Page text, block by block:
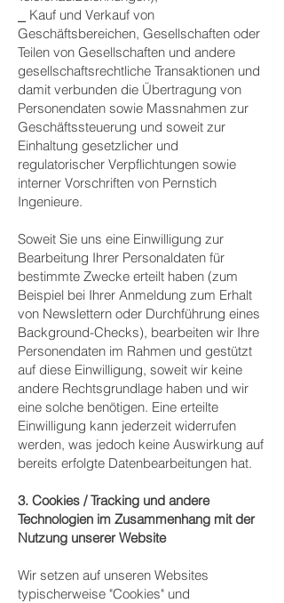
⎯ Kauf und Verkauf von
Geschäftsbereichen, Gesellschaften oder
Teilen von Gesellschaften und andere
gesellschaftsrechtliche Transaktionen und
damit verbunden die Übertragung von
Personendaten sowie Massnahmen zur
Geschäftssteuerung und soweit zur
Einhaltung gesetzlicher und
regulatorischer Verpflichtungen sowie
interner Vorschriften von Pernstich
Ingenieure.
Soweit Sie uns eine Einwilligung zur
Bearbeitung Ihrer Personaldaten für
bestimmte Zwecke erteilt haben (zum
Beispiel bei Ihrer Anmeldung zum Erhalt
von Newslettern oder Durchführung eines
Background-Checks), bearbeiten wir Ihre
Personendaten im Rahmen und gestützt
auf diese Einwilligung, soweit wir keine
andere Rechtsgrundlage haben und wir
eine solche benötigen. Eine erteilte
Einwilligung kann jederzeit widerrufen
werden, was jedoch keine Auswirkung auf
bereits erfolgte Datenbearbeitungen hat.
3. Cookies / Tracking und andere
Technologien im Zusammenhang mit der
Nutzung unserer Website
Wir setzen auf unseren Websites
typischerweise "Cookies" und